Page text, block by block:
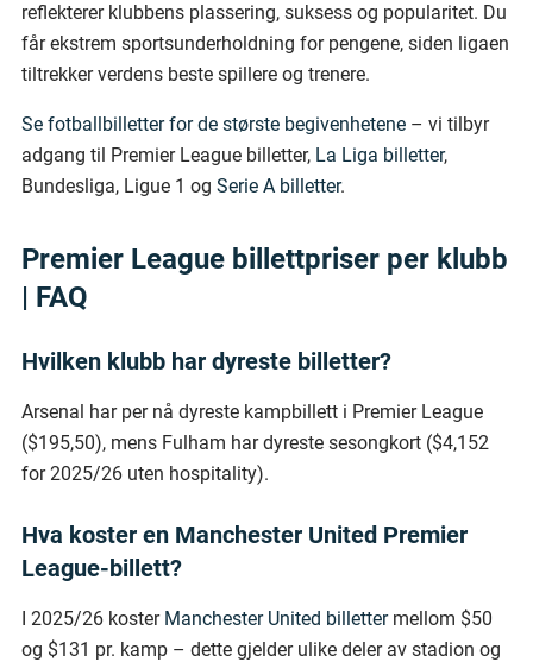
reflekterer klubbens plassering, suksess og popularitet. Du
får ekstrem sportsunderholdning for pengene, siden ligaen
tiltrekker verdens beste spillere og trenere.
Se fotballbilletter for de største begivenhetene – vi tilbyr
adgang til Premier League billetter, La Liga billetter,
Bundesliga, Ligue 1 og Serie A billetter.
Premier League billettpriser per klubb
| FAQ
Hvilken klubb har dyreste billetter?
Arsenal har per nå dyreste kampbillett i Premier League
($195,50), mens Fulham har dyreste sesongkort ($4,152
for 2025/26 uten hospitality).
Hva koster en Manchester United Premier
League-billett?
I 2025/26 koster Manchester United billettermellom $50
og $131 pr. kamp – dette gjelder ulike deler av stadion og